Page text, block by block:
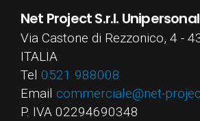
Net Project S.r.l.
Via Castone di Rezzonico, 4 -
ITALIA
Tel 0521 988008
Email commerciale@net-
P. IVA 02294690348